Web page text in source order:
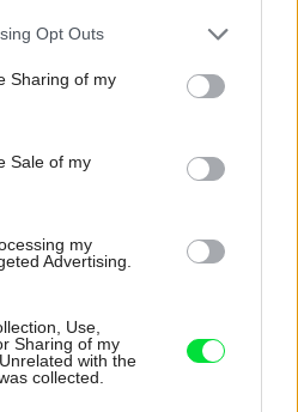
app uses one or more Google
behaviour. You may click to
and its third-party tags to
purposes in below Google
Opt Outs
Sharing of my
Sale of my
my
Advertising.
Use,
Sharing of my
with the
collected.
ako z filmov svojského
Príjemný bungalov
úložného miesta. V tomto byte
hneď pri dverách a doma pred dvere